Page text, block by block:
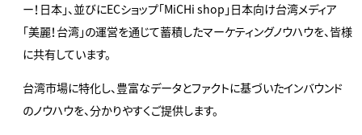
ー！日本」、並びにECショップ「MiCHi shop」日本向け台湾メディア
「美麗！台湾」の運営を通じて蓄積したマーケティングノウハウを、皆様
に共有しています。
台湾市場に特化し、豊富なデータとファクトに基づいたインバウンド
のノウハウを、分かりやすくご提供します。